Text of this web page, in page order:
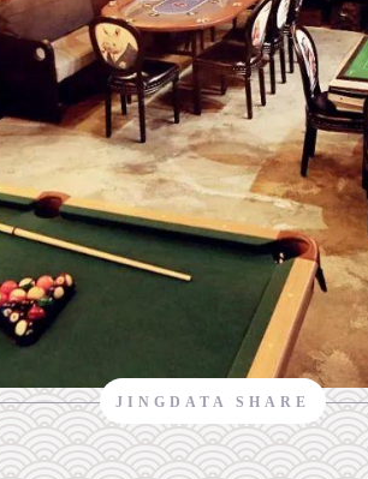
JINGDATA SHARE